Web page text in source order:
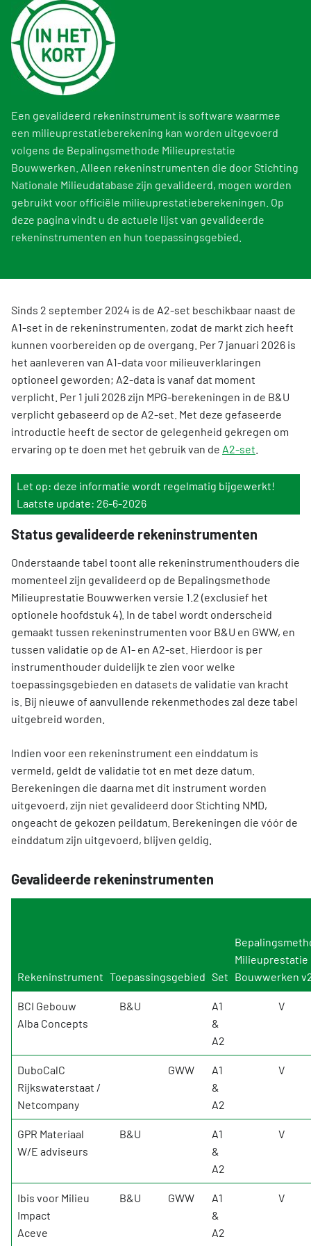
Een gevalideerd rekeninstrument is software waarmee
een milieuprestatieberekening kan worden uitgevoerd
volgens de Bepalingsmethode Milieuprestatie
Bouwwerken. Alleen rekeninstrumenten die door Stichting
Nationale Milieudatabase zijn gevalideerd, mogen worden
gebruikt voor officiële milieuprestatieberekeningen. Op
deze pagina vindt u de actuele lijst van gevalideerde
rekeninstrumenten en hun toepassingsgebied.
Sinds 2 september 2024 is de A2-set beschikbaar naast de
A1-set in de rekeninstrumenten, zodat de markt zich heeft
kunnen voorbereiden op de overgang. Per 7 januari 2026 is
het aanleveren van A1-data voor milieuverklaringen
optioneel geworden; A2-data is vanaf dat moment
verplicht. Per 1 juli 2026 zijn MPG-berekeningen in de B&U
verplicht gebaseerd op de A2-set. Met deze gefaseerde
introductie heeft de sector de gelegenheid gekregen om
ervaring op te doen met het gebruik van de A2-set
Let op: deze informatie wordt regelmatig bijgewerkt!
Laatste update: 26-6-2026
Status gevalideerde rekeninstrumenten
Onderstaande tabel toont alle rekeninstrumenthouders die
momenteel zijn gevalideerd op de Bepalingsmethode
Milieuprestatie Bouwwerken versie 1.2 (exclusief het
optionele hoofdstuk 4). In de tabel wordt onderscheid
gemaakt tussen rekeninstrumenten voor B&U en GWW, en
tussen validatie op de A1- en A2-set. Hierdoor is per
instrumenthouder duidelijk te zien voor welke
toepassingsgebieden en datasets de validatie van kracht
is. Bij nieuwe of aanvullende rekenmethodes zal deze tabel
uitgebreid worden.
Indien voor een rekeninstrument een einddatum is
vermeld, geldt de validatie tot en met deze datum.
Berekeningen die daarna met dit instrument worden
uitgevoerd, zijn niet gevalideerd door Stichting NMD,
ongeacht de gekozen peildatum. Berekeningen die vóór de
einddatum zijn uitgevoerd, blijven geldig.
Gevalideerde rekeninstrumenten
Rekeninstrument Toepassingsgebied Set
Milieuprestatie
Bouwwerken
BCI Gebouw
Alba Concepts
B&U
A1
&
A2
V
DuboCalC
Rijkswaterstaat /
Netcompany
GWW
A1
&
A2
V
GPR Materiaal
W/E adviseurs
B&U
A1
&
A2
V
Ibis voor Milieu
Impact
Aceve
B&U GWW
A1
&
A2
V